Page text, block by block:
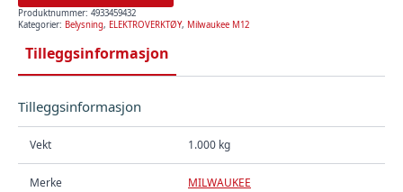
Produktnummer: 4933459432
Kategorier: Belysning, ELEKTROVERKTØY, Milwaukee M12
Tilleggsinformasjon
Tilleggsinformasjon
Vekt 1.000 kg
Merke MILWAUKEE